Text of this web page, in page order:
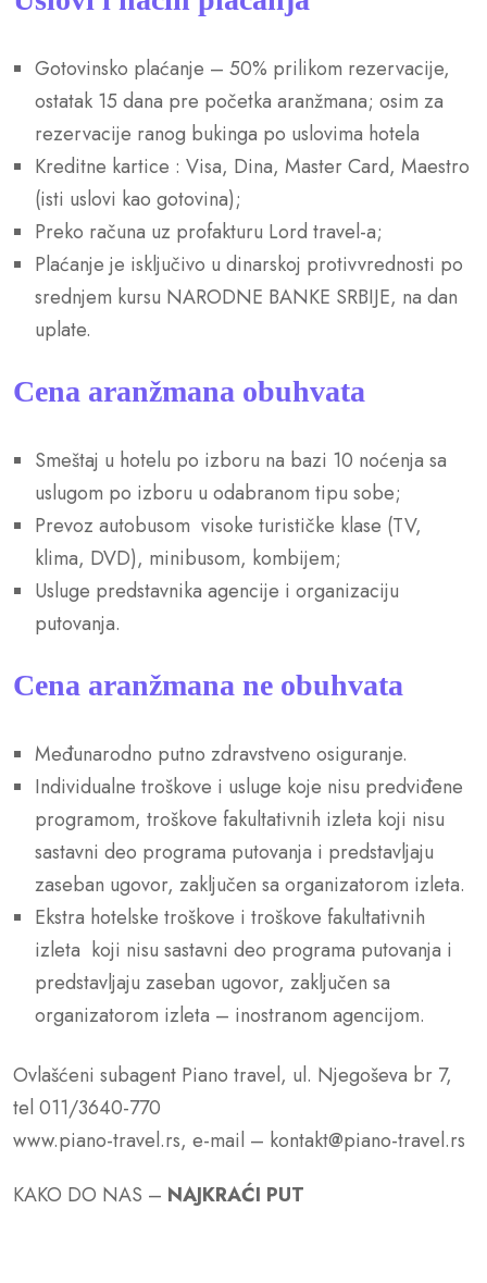
Gotovinsko plaćanje – 50% prilikom rezervacije,
ostatak 15 dana pre početka aranžmana; osim za
rezervacije ranog bukinga po uslovima hotela
Kreditne kartice : Visa, Dina, Master Card, Maestro
(isti uslovi kao gotovina);
Preko računa uz profakturu Lord travel-a;
Plaćanje je isključivo u dinarskoj protivvrednosti po
srednjem kursu NARODNE BANKE SRBIJE, na dan
uplate.
Cena aranžmana obuhvata
Smeštaj u hotelu po izboru na bazi 10 noćenja sa
uslugom po izboru u odabranom tipu sobe;
Prevoz autobusom visoke turističke klase (TV,
klima, DVD), minibusom, kombijem;
Usluge predstavnika agencije i organizaciju
putovanja.
Cena aranžmana ne obuhvata
Međunarodno putno zdravstveno osiguranje.
Individualne troškove i usluge koje nisu predviđene
programom, troškove fakultativnih izleta koji nisu
sastavni deo programa putovanja i predstavljaju
zaseban ugovor, zaključen sa organizatorom izleta.
Ekstra hotelske troškove i troškove fakultativnih
izleta koji nisu sastavni deo programa putovanja i
predstavljaju zaseban ugovor, zaključen sa
organizatorom izleta – inostranom agencijom.
Ovlašćeni subagent Piano travel, ul. Njegoševa br 7,
tel 011/3640-770
www.piano-travel.rs, e-mail – kontakt@piano-travel.rs
KAKO DO NAS – NAJKRAĆI PUT